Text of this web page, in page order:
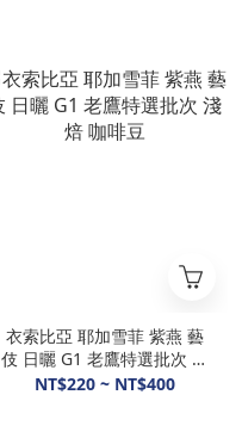
衣索比亞 耶加雪菲 紫燕 藝
伎 日曬 G1 老鷹特選批次 淺
焙 咖啡豆
NT$220 ~ NT$400